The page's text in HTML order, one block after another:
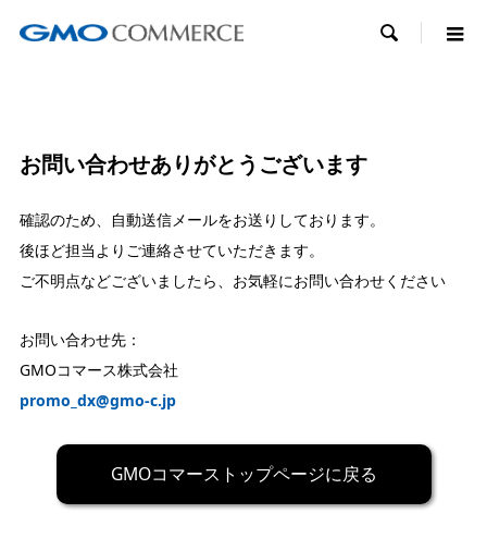

お問い合わせありがとうございます
確認のため、自動送信メールをお送りしております。
後ほど担当よりご連絡させていただきます。
ご不明点などございましたら、お気軽にお問い合わせください
お問い合わせ先：
GMOコマース株式会社
promo_dx@gmo-c.jp
GMOコマーストップページに戻る